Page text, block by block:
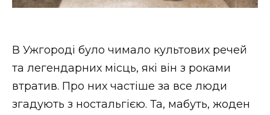
В Ужгороді було чимало культових речей
та легендарних місць, які він з роками
втратив. Про них частіше за все люди
згадують з ностальгією. Та, мабуть, жоден